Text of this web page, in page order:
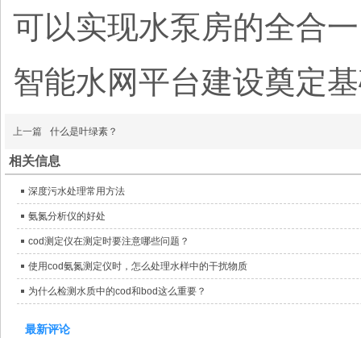
可以实现水泵房的全合
智能水网平台建设奠定
上一篇 什么是叶绿素？
相关信息
深度污水处理常用方法
氨氮分析仪的好处
cod测定仪在测定时要注意哪些问题？
使用cod氨氮测定仪时，怎么处理水样中的干扰物质
为什么检测水质中的cod和bod这么重要？
最新评论